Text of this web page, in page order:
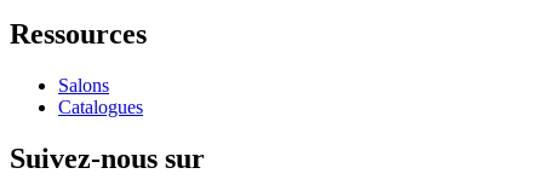
Ressources
Salons
Catalogues
Suivez-nous sur